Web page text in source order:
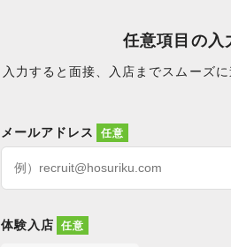
任意項目の入
入力すると面接、入店までスムーズに
メールアドレス
体験入店